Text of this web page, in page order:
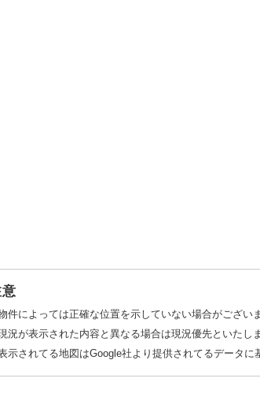
件によっては正確な位置を示していない場合がございま
況が表示された内容と異なる場合は現況優先といたしま
示されてる地図はGoogle社より提供されてるデータに